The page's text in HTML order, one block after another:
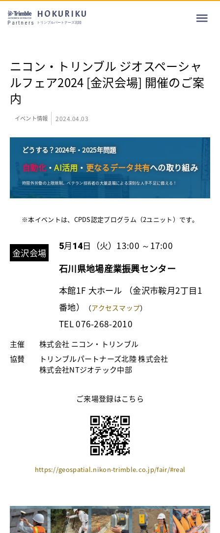
Partners
HOKURIKU
トリンブルパートナーズ北陸
ニコン・トリンブル ジオスペーシャ
ルフェア2024 [金沢会場] 開催のご案
内
イベント情報 2024.04.03
どうする？2024年・2025年問題
自動化・AI活用 ・ 更なるデータ共有への取り組み
時間外労働の上限規制、ベテラン技術者の大量退職による深刻な人手不足に備える！
※本イベントは、CPDS認定プログラム（2ユニット）です。
金沢会場
5月14日（火）13:00 ～17:00
石川県地場産業振興センター
本館1F 大ホール （金沢市鞍月2丁目1
番地）
（アクセスマップ）
TEL 076-268-2010
主催
株式会社 ニコン・トリンブル
協賛
トリンブルパートナーズ北陸 株式会社
株式会社NTジオテック中部
ご来場登録はこちら
https://geospatial.nikon-trimble.co.jp/fair/#real